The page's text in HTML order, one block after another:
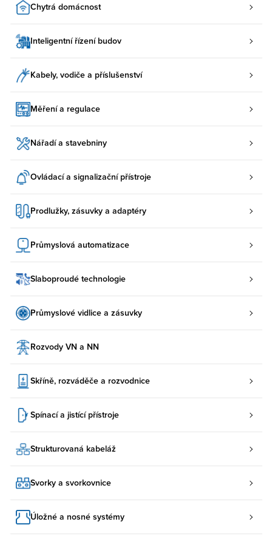
Chytrá domácnost
Inteligentní řízení budov
Kabely, vodiče a příslušenství
Měření a regulace
Nářadí a stavebniny
Ovládací a signalizační přístroje
Prodlužky, zásuvky a adaptéry
Průmyslová automatizace
Slaboproudé technologie
Průmyslové vidlice a zásuvky
Rozvody VN a NN
Skříně, rozváděče a rozvodnice
Spínací a jistící přístroje
Strukturovaná kabeláž
Svorky a svorkovnice
Úložné a nosné systémy